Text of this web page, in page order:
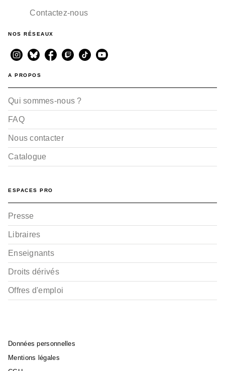
Contactez-nous
NOS RÉSEAUX
A PROPOS
Qui sommes-nous ?
FAQ
Nous contacter
Catalogue
ESPACES PRO
Presse
Libraires
Enseignants
Droits dérivés
Offres d'emploi
Données personnelles
Mentions légales